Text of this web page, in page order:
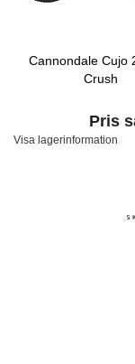
Cannondale Cujo
Crush
Pris
Visa lagerinformation